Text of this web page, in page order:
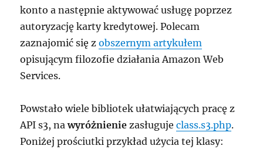
konto a następnie aktywować usługę poprzez
autoryzację karty kredytowej. Polecam
zaznajomić się zobszernym artykułem
opisującym filozofie działania Amazon Web
Services.
Powstało wiele bibliotek ułatwiających pracę z
API s3, nawyróżnienie zasługujeclass.s3.php.
Poniżej prościutki przykład użycia tej klasy: